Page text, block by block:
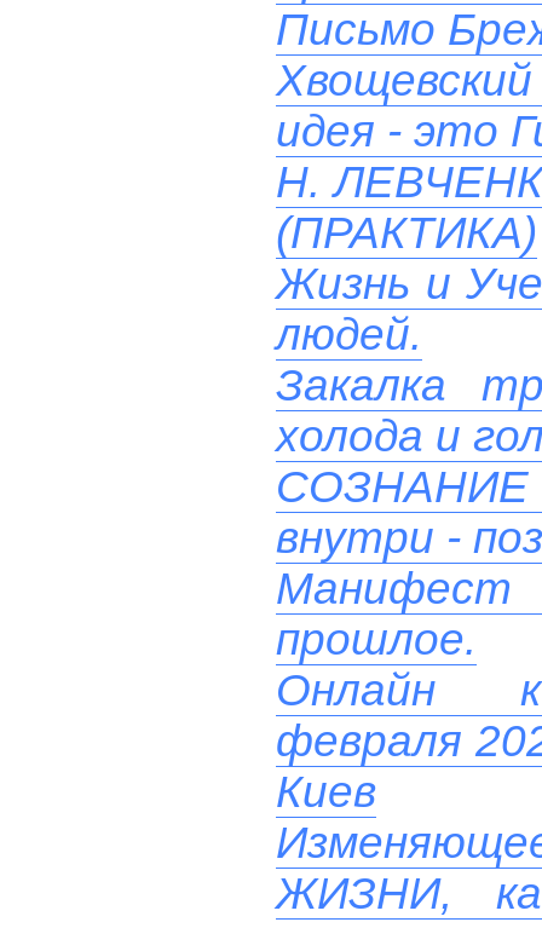
Письмо
идея - это
Н.
(ПРАКТИКА)
Жизнь и
людей.
Закалка
холода и
внутри -
прошлое.
Онлайн
февраля
Киев
ЖИЗНИ,